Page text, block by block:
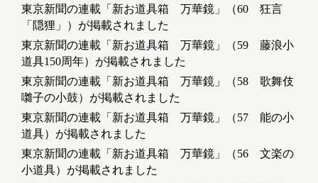
東京新聞の連載「新お道具箱 万華鏡」（60 狂言
「隠狸」）が掲載されました
東京新聞の連載「新お道具箱 万華鏡」（59 藤浪小
道具150周年）が掲載されました
東京新聞の連載「新お道具箱 万華鏡」（58 歌舞伎
囃子の小鼓）が掲載されました
東京新聞の連載「新お道具箱 万華鏡」（57 能の小
道具）が掲載されました
東京新聞の連載「新お道具箱 万華鏡」（56 文楽の
小道具）が掲載されました